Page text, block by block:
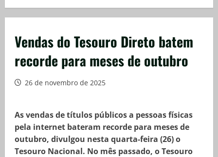
Vendas do Tesouro Direto batem
recorde para meses de outubro
26 de novembro de 2025
As vendas de títulos públicos a pessoas físicas
pela internet bateram recorde para meses de
outubro, divulgou nesta quarta-feira (26) o
Tesouro Nacional. No mês passado, o Tesouro